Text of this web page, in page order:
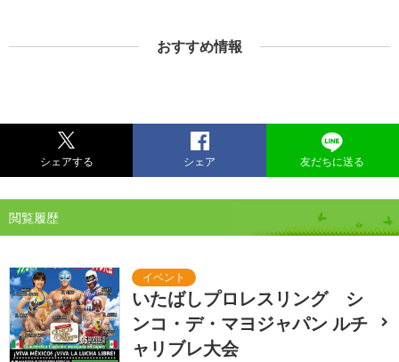
おすすめ情報
シェアする シェア 友だちに送る
閲覧履歴
いたばしプロレスリング シ
ンコ・デ・マヨジャパン ルチ
ャリブレ大会